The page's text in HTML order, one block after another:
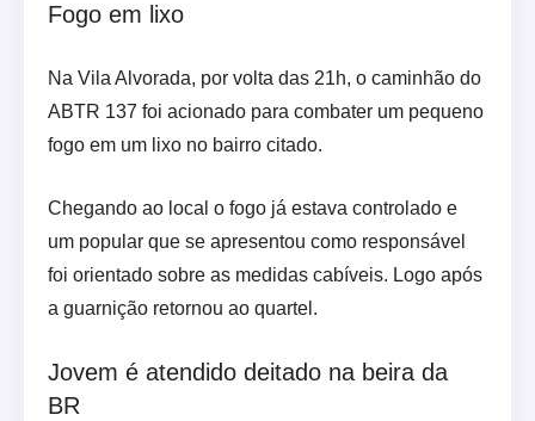
Fogo em lixo
Na Vila Alvorada, por volta das 21h, o caminhão do
ABTR 137 foi acionado para combater um pequeno
fogo em um lixo no bairro citado.
Chegando ao local o fogo já estava controlado e
um popular que se apresentou como responsável
foi orientado sobre as medidas cabíveis. Logo após
a guarnição retornou ao quartel.
Jovem é atendido deitado na beira da
BR